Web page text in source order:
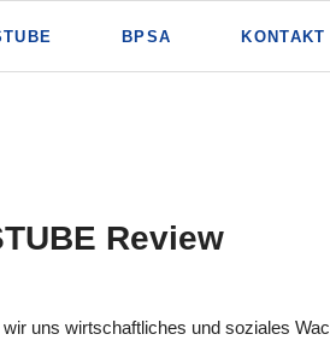
BPSA KONTAKT
Review
uns wirtschaftliches und soziales